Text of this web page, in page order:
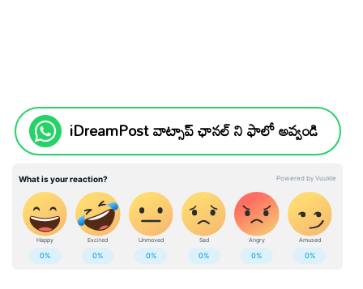
iDreamPost వాట్సాప్ ఛానల్ ని ఫాలో అవ్వండి